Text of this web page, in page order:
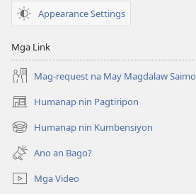
Appearance Settings
Mga Link
Mag-request na May Magdalaw Saimo
Humanap nin Pagtiripon
(opens
new
window)
Humanap nin Kumbensiyon
(opens
new
window)
Ano an Bago?
Mga Video